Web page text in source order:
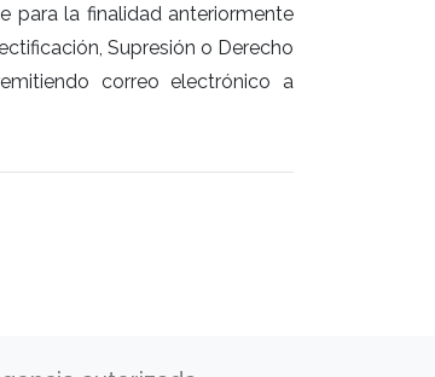
para la finalidad anteriormente
Supresión o Derecho
correo electrónico a